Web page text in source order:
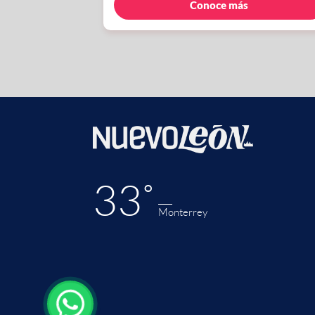
Conoce más
33˚ Monterrey